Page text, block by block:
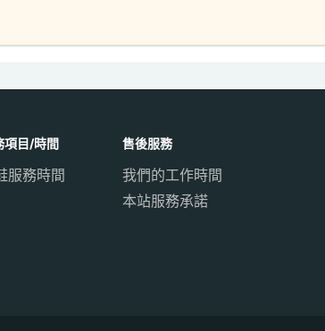
項目/時間
服務時間
售後服務
我們的工作時間
本站服務承諾